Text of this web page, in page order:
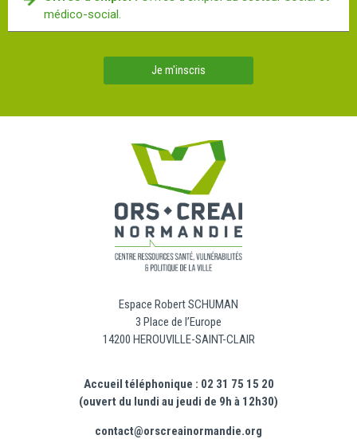
médico-social.
Je m'inscris
Espace Robert SCHUMAN
3 Place de l’Europe
14200 HEROUVILLE-SAINT-CLAIR
Accueil téléphonique : 02 31 75 15 20
(ouvert du lundi au jeudi de 9h à 12h30)
contact@orscreainormandie.org